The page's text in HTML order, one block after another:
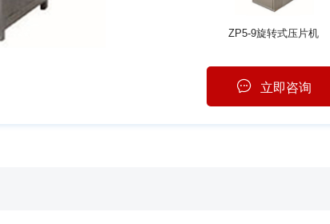
ZP5-9旋转式压片机
立即咨询